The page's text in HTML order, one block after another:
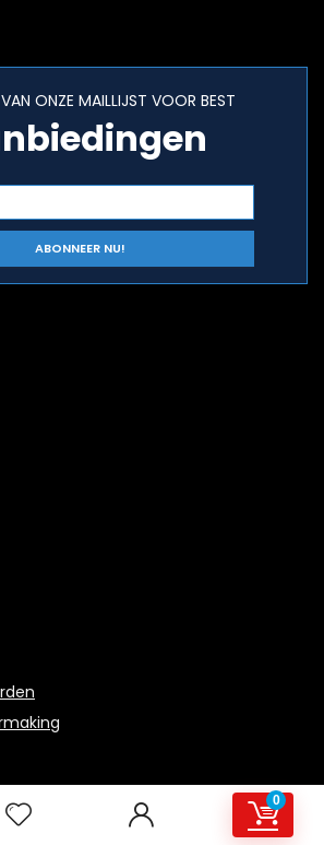
0
ONZE MAILLIJST VOOR BEST
Alle rechten voorbehouden